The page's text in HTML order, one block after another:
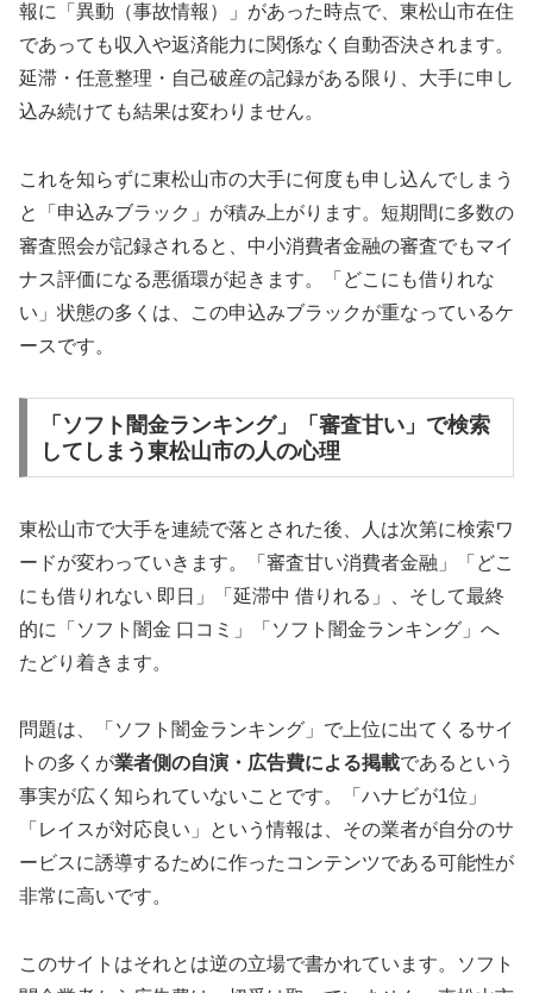
報に「異動（事故情報）」があった時点で、東松山市在住
であっても収入や返済能力に関係なく自動否決されます。
延滞・任意整理・自己破産の記録がある限り、大手に申し
込み続けても結果は変わりません。
これを知らずに東松山市の大手に何度も申し込んでしまう
と「申込みブラック」が積み上がります。短期間に多数の
審査照会が記録されると、中小消費者金融の審査でもマイ
ナス評価になる悪循環が起きます。「どこにも借りれな
い」状態の多くは、この申込みブラックが重なっているケ
ースです。
「ソフト闇金ランキング」「審査甘い」で検索
してしまう東松山市の人の心理
東松山市で大手を連続で落とされた後、人は次第に検索ワ
ードが変わっていきます。「審査甘い消費者金融」「どこ
にも借りれない 即日」「延滞中 借りれる」、そして最終
的に「ソフト闇金 口コミ」「ソフト闇金ランキング」へ
たどり着きます。
問題は、「ソフト闇金ランキング」で上位に出てくるサイ
トの多くが業者側の自演・広告費による掲載であるという
事実が広く知られていないことです。「ハナビが1位」
「レイスが対応良い」という情報は、その業者が自分のサ
ービスに誘導するために作ったコンテンツである可能性が
非常に高いです。
このサイトはそれとは逆の立場で書かれています。ソフト